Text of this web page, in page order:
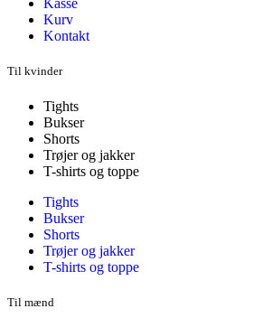
Kurv
Kontakt
Til kvinder
Tights
Bukser
Shorts
Trøjer og jakker
T-shirts og toppe
Tights
Bukser
Shorts
Trøjer og jakker
T-shirts og toppe
Til mænd